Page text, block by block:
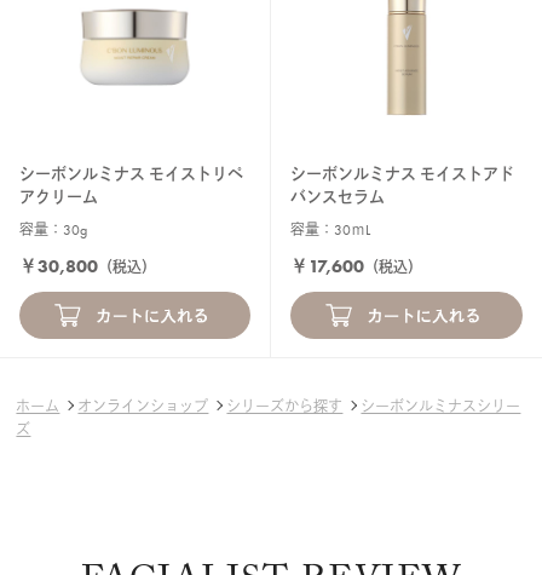
シーボンルミナス モイストリペ
アクリーム
容量：30g
￥30,800（税込）
シーボンルミナス モイストアド
バンスセラム
容量：30ｍL
￥17,600（税込）
ホーム オンラインショップ シリーズから探す
シーボンルミナスシリー
ズ